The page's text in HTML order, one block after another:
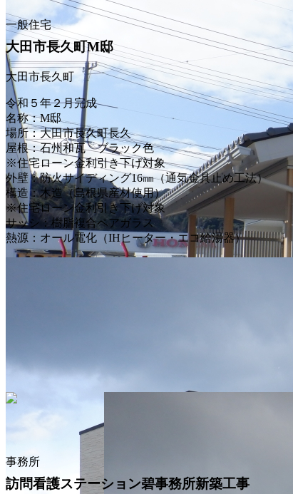
一般住宅
大田市長久町M邸
大田市長久町
令和５年２月完成
名称：M邸
場所：大田市長久町長久
屋根：石州和瓦 ブラック色
※住宅ローン金利引き下げ対象
外壁：防火サイディング16㎜（通気金具止め工法）
構造：木造（島根県産材使用）
※住宅ローン金利引き下げ対象
サッシ：樹脂複合ペアガラス
熱源：オール電化（IHヒーター・エコ給湯器）
事務所
訪問看護ステーション碧事務所新築工事